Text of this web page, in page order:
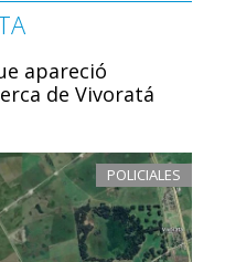
apareció
de Vivoratá
POLICIALES